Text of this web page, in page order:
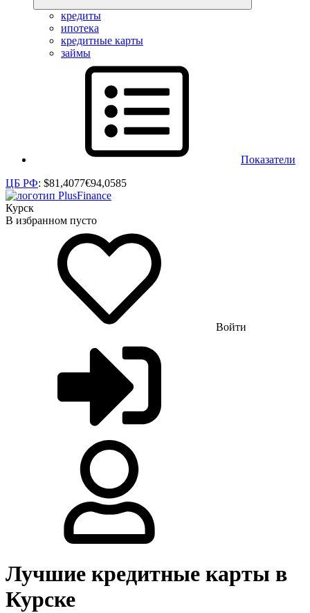
кредиты
ипотека
кредитные карты
займы
Показатели
ЦБ РФ: $81,4077€94,0585
Курск
В избранном пусто
Войти
Лучшие кредитные карты в
Курске